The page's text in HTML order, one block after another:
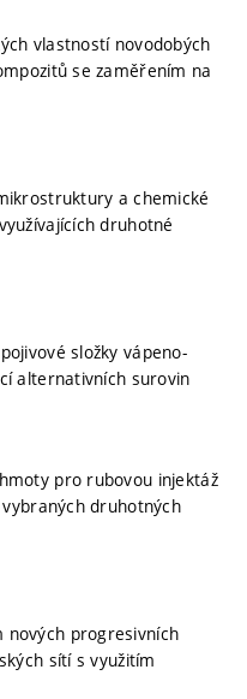
vlastností novodobých
se zaměřením na
a chemické
druhotné
složky vápeno-
alternativních surovin
pro rubovou injektáž
druhotných
nových progresivních
sítí s využitím